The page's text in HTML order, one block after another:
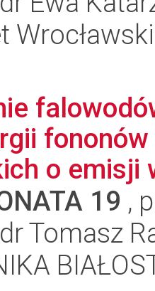
o emisji
19 ,
Tomasz